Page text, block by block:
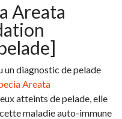
Areata
un diagnostic de pelade
Areata
atteints de pelade, elle
maladie auto-immune